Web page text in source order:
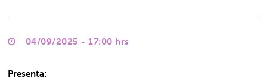
04/09/2025 - 17:00 hrs
Presenta: